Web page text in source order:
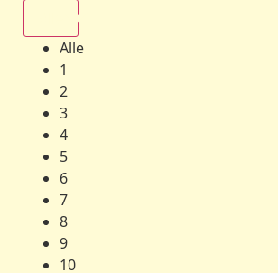
Alle
1
2
3
4
5
6
7
8
9
10